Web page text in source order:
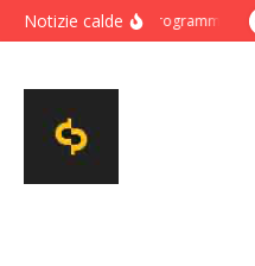
Salta al contenuto
Notizie calde Programma